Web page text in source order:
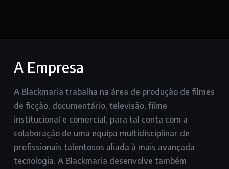
A Empresa
A Blackmaria trabalha na área de produção de filmes
de ficção, documentário, televisão, filme
institucional e comercial, para tal conta com a
colaboração de uma equipa multidisciplinar de
profissionais talentosos aliada à mais avançada
tecnologia. A Blackmaria desenvolve também